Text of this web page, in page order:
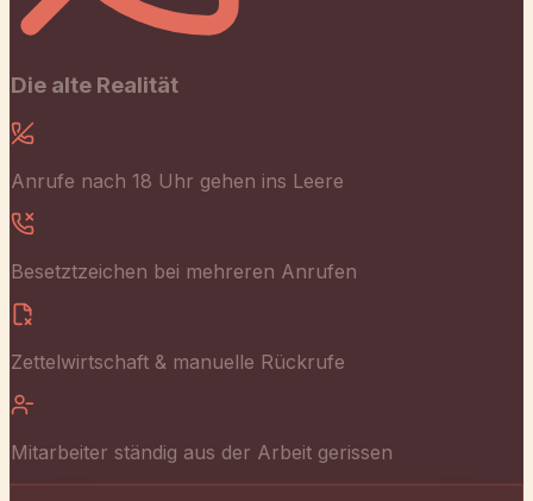
Zettelwirtschaft & manuelle Rückrufe
Mitarbeiter ständig aus der Arbeit gerissen
Das neue Normal
24/7 erreichbar — nachts und am Wochenende
Unbegrenzte parallele Gespräche möglich